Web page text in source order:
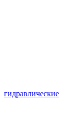
гидравлические